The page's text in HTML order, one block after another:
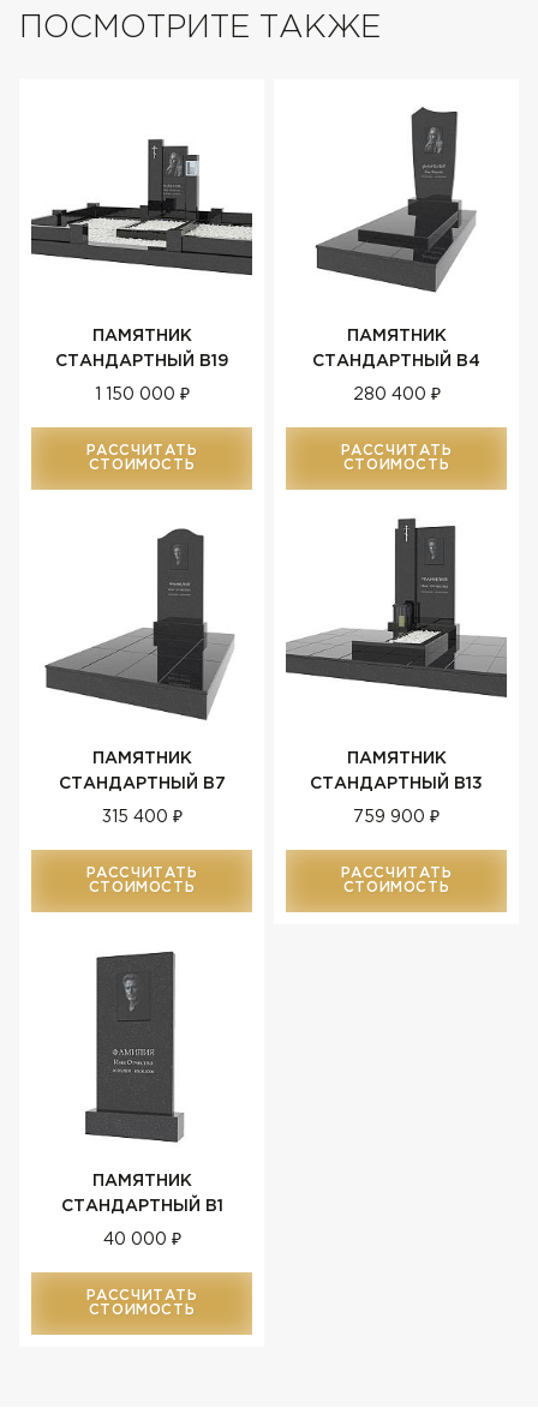
ПОСМОТРИТЕ ТАКЖЕ
ПАМЯТНИК
СТАНДАРТНЫЙ В19
1 150 000 ₽
РАССЧИТАТЬ
СТОИМОСТЬ
ПАМЯТНИК
СТАНДАРТНЫЙ В4
280 400 ₽
РАССЧИТАТЬ
СТОИМОСТЬ
ПАМЯТНИК
СТАНДАРТНЫЙ В7
315 400 ₽
РАССЧИТАТЬ
СТОИМОСТЬ
ПАМЯТНИК
СТАНДАРТНЫЙ В13
759 900 ₽
РАССЧИТАТЬ
СТОИМОСТЬ
ПАМЯТНИК
СТАНДАРТНЫЙ В1
40 000 ₽
РАССЧИТАТЬ
СТОИМОСТЬ